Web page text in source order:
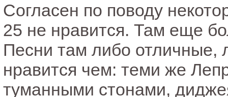
Согласен по поводу
25 не нравится. Там еще
Песни там либо отличные,
нравится чем: теми же
туманными стонами,